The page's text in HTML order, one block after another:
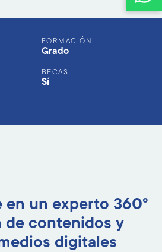
FORMACIÓN
Grado
BECAS
Sí
un experto 360°
de contenidos y
digitales​